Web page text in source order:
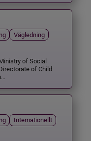
Vägledning
of Social
of Child
Internationellt